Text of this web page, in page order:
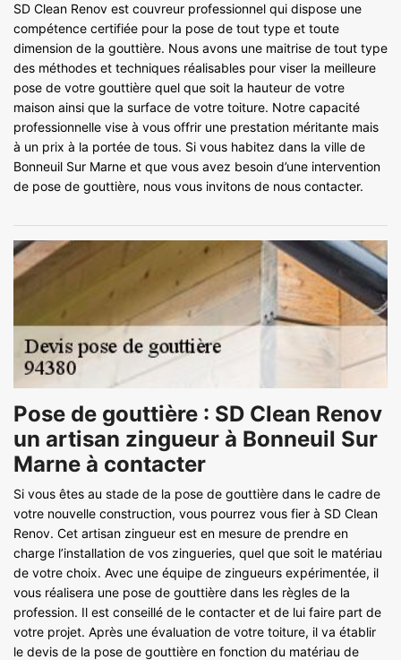
SD Clean Renov est couvreur professionnel qui dispose une
compétence certifiée pour la pose de tout type et toute
dimension de la gouttière. Nous avons une maitrise de tout type
des méthodes et techniques réalisables pour viser la meilleure
pose de votre gouttière quel que soit la hauteur de votre
maison ainsi que la surface de votre toiture. Notre capacité
professionnelle vise à vous offrir une prestation méritante mais
à un prix à la portée de tous. Si vous habitez dans la ville de
Bonneuil Sur Marne et que vous avez besoin d’une intervention
de pose de gouttière, nous vous invitons de nous contacter.
Pose de gouttière : SD Clean Renov
un artisan zingueur à Bonneuil Sur
Marne à contacter
Si vous êtes au stade de la pose de gouttière dans le cadre de
votre nouvelle construction, vous pourrez vous fier à SD Clean
Renov. Cet artisan zingueur est en mesure de prendre en
charge l’installation de vos zingueries, quel que soit le matériau
de votre choix. Avec une équipe de zingueurs expérimentée, il
vous réalisera une pose de gouttière dans les règles de la
profession. Il est conseillé de le contacter et de lui faire part de
votre projet. Après une évaluation de votre toiture, il va établir
le devis de la pose de gouttière en fonction du matériau de